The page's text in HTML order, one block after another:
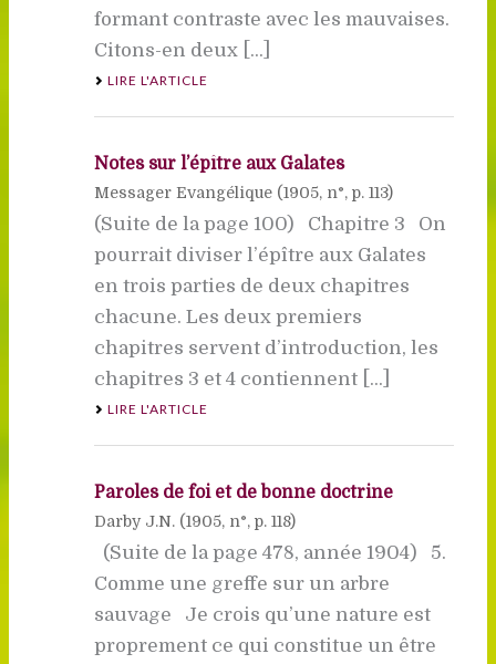
formant contraste avec les mauvaises.
Citons-en deux [...]
LIRE L'ARTICLE
Notes sur l’épître aux Galates
Messager Evangélique (1905, n°, p. 113)
(Suite de la page 100) Chapitre 3 On
pourrait diviser l’épître aux Galates
en trois parties de deux chapitres
chacune. Les deux premiers
chapitres servent d’introduction, les
chapitres 3 et 4 contiennent [...]
LIRE L'ARTICLE
Paroles de foi et de bonne doctrine
Darby J.N. (1905, n°, p. 118)
(Suite de la page 478, année 1904) 5.
Comme une greffe sur un arbre
sauvage Je crois qu’une nature est
proprement ce qui constitue un être